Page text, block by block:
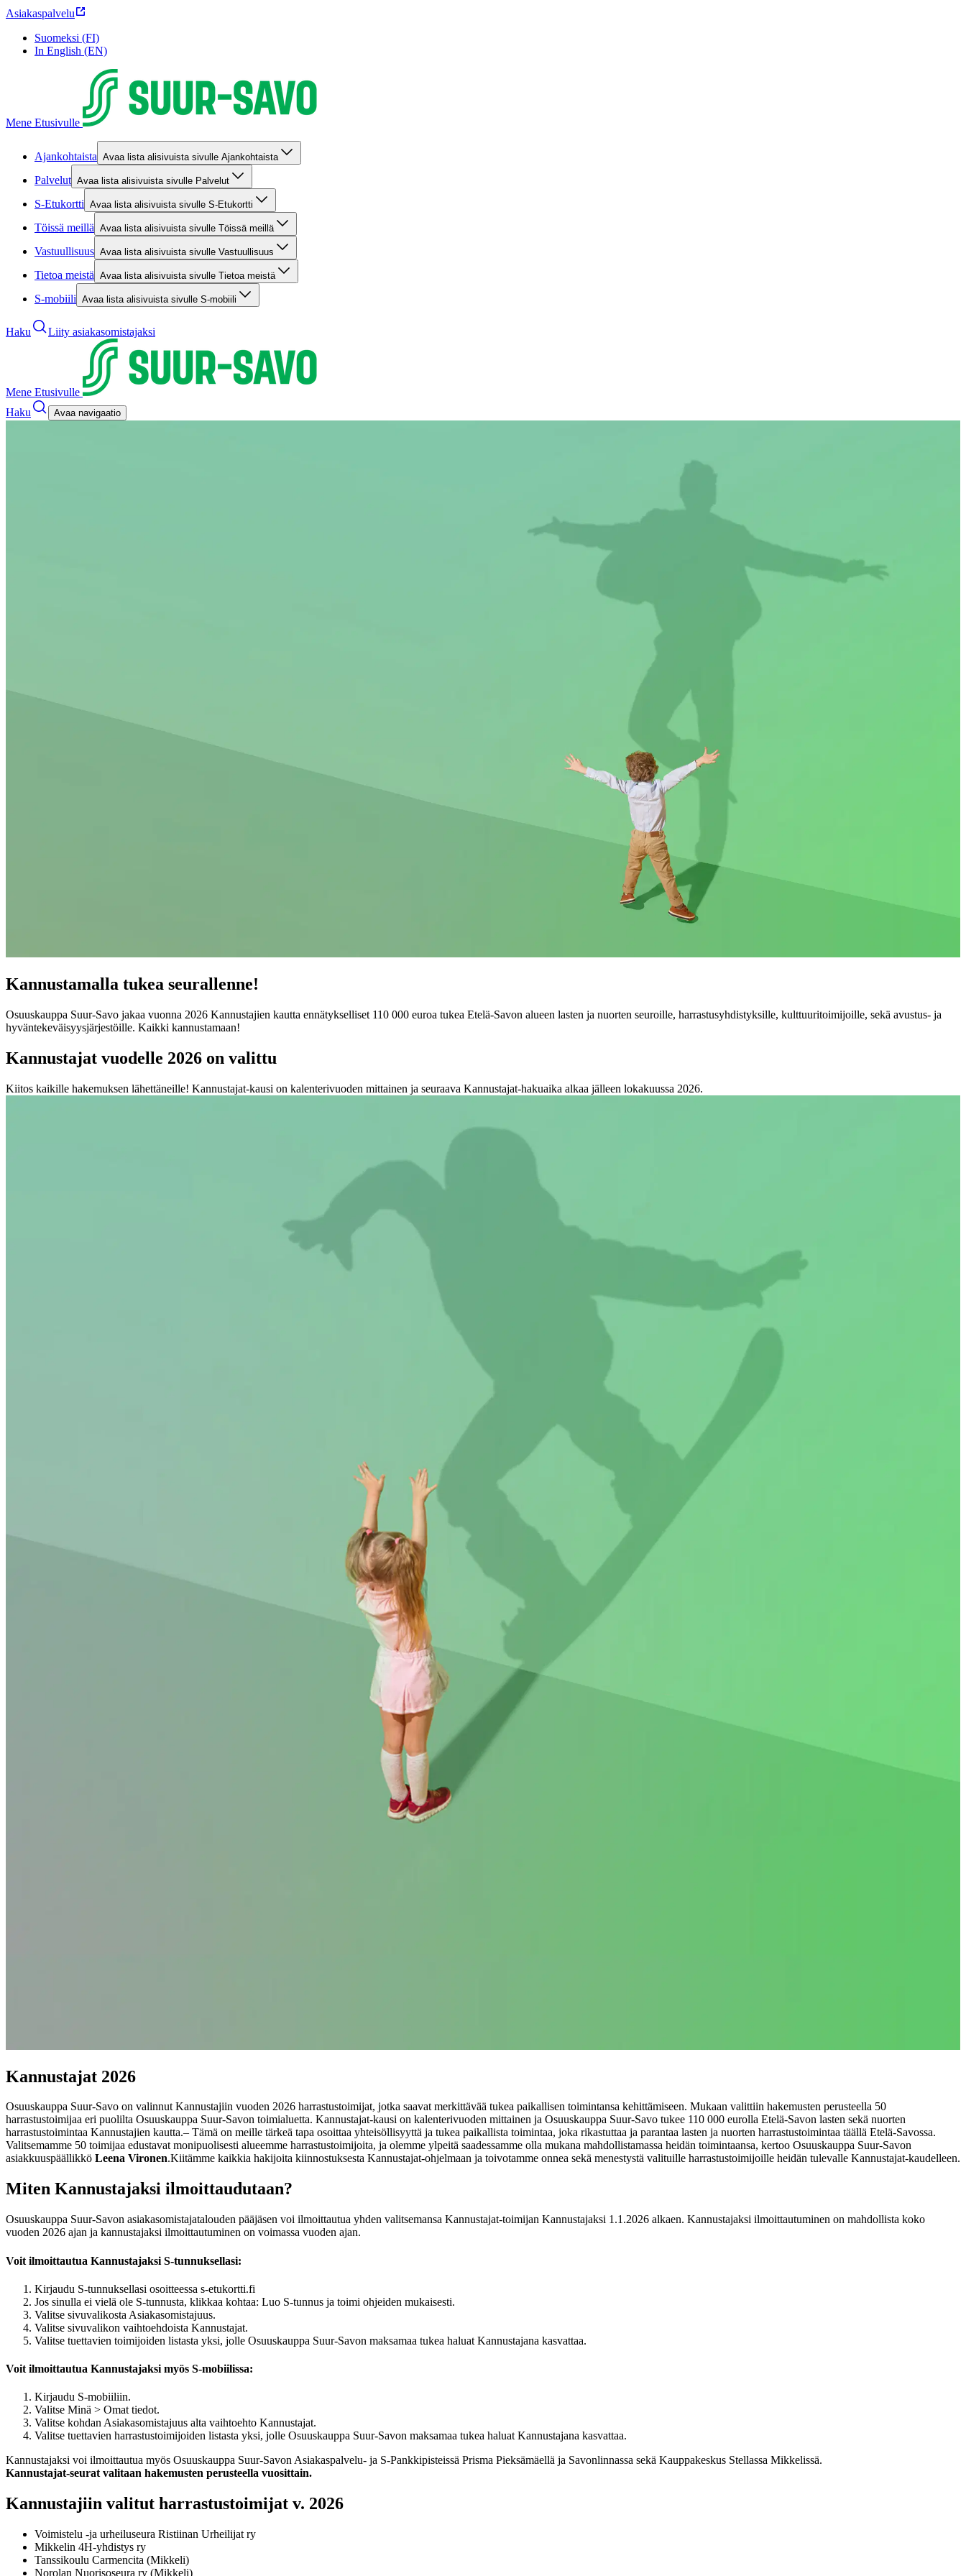
Asiakaspalvelu
Suomeksi (FI)
In English (EN)
Mene Etusivulle
Ajankohtaista Avaa lista alisivuista sivulle Ajankohtaista
Palvelut Avaa lista alisivuista sivulle Palvelut
S-Etukortti Avaa lista alisivuista sivulle S-Etukortti
Töissä meillä Avaa lista alisivuista sivulle Töissä meillä
Vastuullisuus Avaa lista alisivuista sivulle Vastuullisuus
Tietoa meistä Avaa lista alisivuista sivulle Tietoa meistä
S-mobiili Avaa lista alisivuista sivulle S-mobiili
Haku Liity asiakasomistajaksi
Mene Etusivulle
Haku
Avaa navigaatio
Kannustamalla tukea seurallenne!
Osuuskauppa Suur-Savo jakaa vuonna 2026 Kannustajien kautta ennätykselliset 110 000 euroa tukea Etelä-Savon alueen lasten ja nuorten seuroille, harrastusyhdistyksille, kulttuuritoimijoille, sekä avustus- ja
hyväntekeväisyysjärjestöille. Kaikki kannustamaan!
Kannustajat vuodelle 2026 on valittu
Kiitos kaikille hakemuksen lähettäneille! Kannustajat-kausi on kalenterivuoden mittainen ja seuraava Kannustajat-hakuaika alkaa jälleen lokakuussa 2026.
Kannustajat 2026
Osuuskauppa Suur-Savo on valinnut Kannustajiin vuoden 2026 harrastustoimijat, jotka saavat merkittävää tukea paikallisen toimintansa kehittämiseen. Mukaan valittiin hakemusten perusteella 50
harrastustoimijaa eri puolilta Osuuskauppa Suur-Savon toimialuetta. Kannustajat-kausi on kalenterivuoden mittainen ja Osuuskauppa Suur-Savo tukee 110 000 eurolla Etelä-Savon lasten sekä nuorten
harrastustoimintaa Kannustajien kautta.‒ Tämä on meille tärkeä tapa osoittaa yhteisöllisyyttä ja tukea paikallista toimintaa, joka rikastuttaa ja parantaa lasten ja nuorten harrastustoimintaa täällä Etelä-Savossa.
Valitsemamme 50 toimijaa edustavat monipuolisesti alueemme harrastustoimijoita, ja olemme ylpeitä saadessamme olla mukana mahdollistamassa heidän toimintaansa, kertoo Osuuskauppa Suur-Savon
asiakkuuspäällikkö Leena Vironen.Kiitämme kaikkia hakijoita kiinnostuksesta Kannustajat-ohjelmaan ja toivotamme onnea sekä menestystä valituille harrastustoimijoille heidän tulevalle Kannustajat-kaudelleen.
Miten Kannustajaksi ilmoittaudutaan?
Osuuskauppa Suur-Savon asiakasomistajatalouden pääjäsen voi ilmoittautua yhden valitsemansa Kannustajat-toimijan Kannustajaksi 1.1.2026 alkaen. Kannustajaksi ilmoittautuminen on mahdollista koko
vuoden 2026 ajan ja kannustajaksi ilmoittautuminen on voimassa vuoden ajan.
Voit ilmoittautua Kannustajaksi S-tunnuksellasi:
Kirjaudu S-tunnuksellasi osoitteessa s-etukortti.fi
Jos sinulla ei vielä ole S-tunnusta, klikkaa kohtaa: Luo S-tunnus ja toimi ohjeiden mukaisesti.
Valitse sivuvalikosta Asiakasomistajuus.
Valitse sivuvalikon vaihtoehdoista Kannustajat.
Valitse tuettavien toimijoiden listasta yksi, jolle Osuuskauppa Suur-Savon maksamaa tukea haluat Kannustajana kasvattaa.
Voit ilmoittautua Kannustajaksi myös S-mobiilissa:
Kirjaudu S-mobiiliin.
Valitse Minä > Omat tiedot.
Valitse kohdan Asiakasomistajuus alta vaihtoehto Kannustajat.
Valitse tuettavien harrastustoimijoiden listasta yksi, jolle Osuuskauppa Suur-Savon maksamaa tukea haluat Kannustajana kasvattaa.
Kannustajaksi voi ilmoittautua myös Osuuskauppa Suur-Savon Asiakaspalvelu- ja S-Pankkipisteissä Prisma Pieksämäellä ja Savonlinnassa sekä Kauppakeskus Stellassa Mikkelissä.
Kannustajat-seurat valitaan hakemusten perusteella vuosittain.
Kannustajiin valitut harrastustoimijat v. 2026
Voimistelu -ja urheiluseura Ristiinan Urheilijat ry
Mikkelin 4H-yhdistys ry
Tanssikoulu Carmencita (Mikkeli)
Norolan Nuorisoseura ry (Mikkeli)